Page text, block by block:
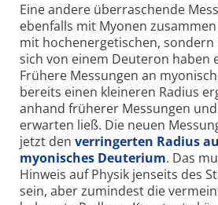
Eine andere überraschende
ebenfalls mit Myonen
mit hochenergetischen,
sich von einem Deuteron haben
Frühere Messungen an
bereits einen kleineren Radius
anhand früherer Messungen
erwarten ließ. Die neuen
jetzt den verringerten Radius
myonisches Deuterium. Das
Hinweis auf Physik jenseits des
sein, aber zumindest die